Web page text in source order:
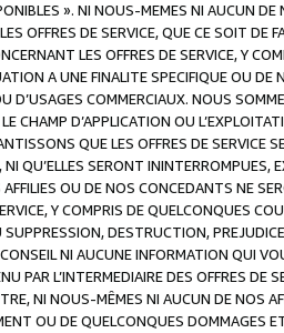
». NI NOUS-MEMES NI AUCUN
OFFRES DE SERVICE, QUE CE SOIT
LES OFFRES DE SERVICE, Y
A UNE FINALITE SPECIFIQUE OU
D’USAGES COMMERCIAUX. NOUS
CHAMP D’APPLICATION OU
QUE LES OFFRES DE
NI QU’ELLES SERONT
OU DE NOS CONCEDANTS NE
Y COMPRIS DE QUELCONQUES
DESTRUCTION,
NI AUCUNE INFORMATION QUI
PAR L’INTERMEDIAIRE DES OFFRES
NI NOUS-MÊMES NI AUCUN DE NOS
OU DE QUELCONQUES DOMMAGES